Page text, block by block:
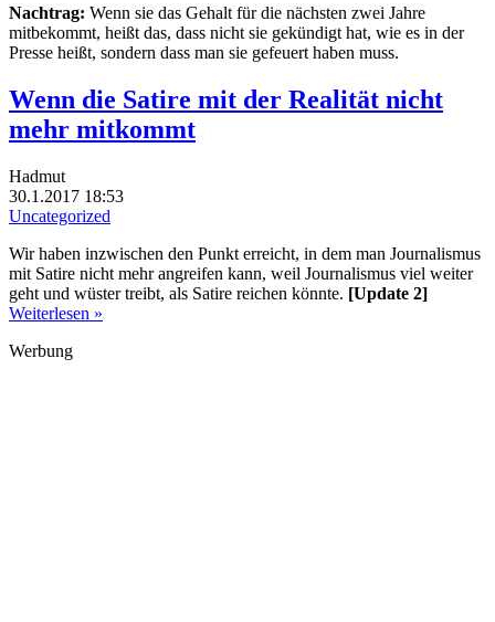
Nachtrag: Wenn sie das Gehalt für die nächsten zwei Jahre
mitbekommt, heißt das, dass nicht sie gekündigt hat, wie es in der
Presse heißt, sondern dass man sie gefeuert haben muss.
Wenn die Satire mit der Realität nicht
mehr mitkommt
Hadmut
30.1.2017 18:53
Uncategorized
Wir haben inzwischen den Punkt erreicht, in dem man Journalismus
mit Satire nicht mehr angreifen kann, weil Journalismus viel weiter
geht und wüster treibt, als Satire reichen könnte. [Update 2]
Weiterlesen »
Werbung